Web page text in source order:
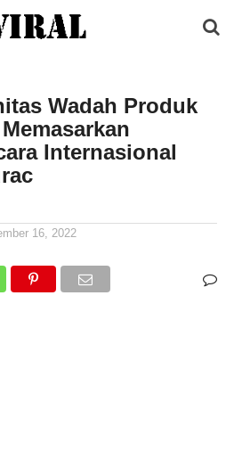
Wadah Produk
Internasional
16, 2022